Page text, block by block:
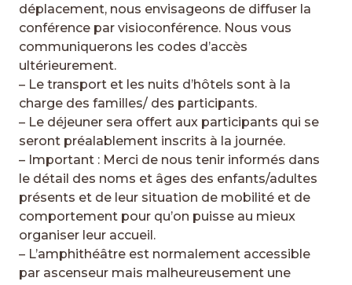
déplacement, nous envisageons de diffuser la
conférence par visioconférence. Nous vous
communiquerons les codes d’accès
ultérieurement.
– Le transport et les nuits d’hôtels sont à la
charge des familles/ des participants.
– Le déjeuner sera offert aux participants qui se
seront préalablement inscrits à la journée.
– Important : Merci de nous tenir informés dans
le détail des noms et âges des enfants/adultes
présents et de leur situation de mobilité et de
comportement pour qu’on puisse au mieux
organiser leur accueil.
– L’amphithéâtre est normalement accessible
par ascenseur mais malheureusement une